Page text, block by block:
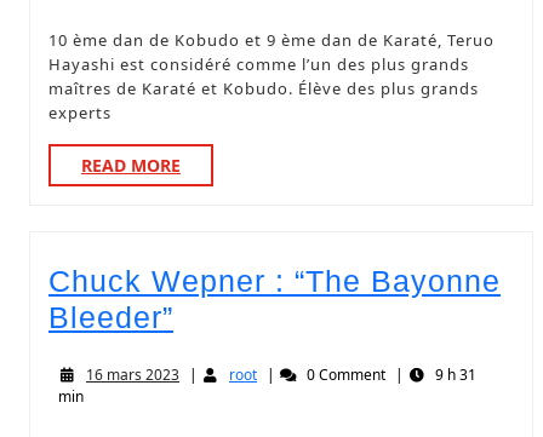
10 ème dan de Kobudo et 9 ème dan de Karaté, Teruo
Hayashi est considéré comme l’un des plus grands
maîtres de Karaté et Kobudo. Élève des plus grands
experts
READ MORE
Chuck Wepner : “The Bayonne
Bleeder”
16 mars 2023 | root | 0 Comment |
9 h 31
min